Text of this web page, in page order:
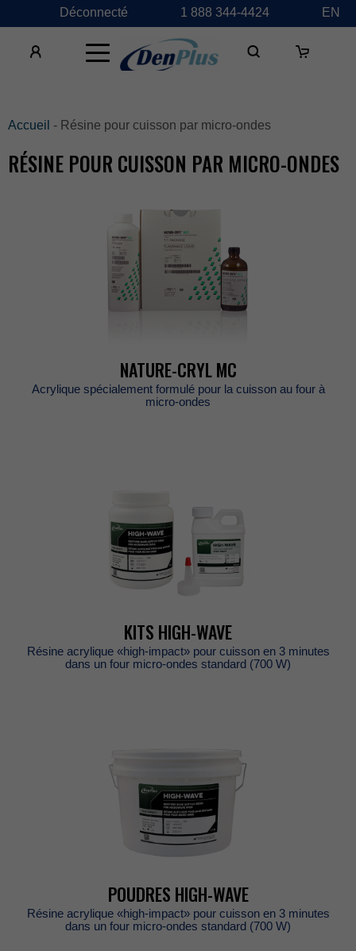
Déconnecté 1888344-4424 EN
×
Accueil -Résinepourcuissonparmicro-ondes
RÉSINEPOURCUISSONPARMICRO-ONDES
NATURE-CRYLMC
Acryliquespécialementformulépourlacuissonaufourà
micro-ondes
KITSHIGH-WAVE
Résineacrylique«high-impact»pourcuissonen3minutes
dansunfourmicro-ondesstandard(700W)
POUDRESHIGH-WAVE
Résineacrylique«high-impact»pourcuissonen3minutes
dansunfourmicro-ondesstandard(700W)